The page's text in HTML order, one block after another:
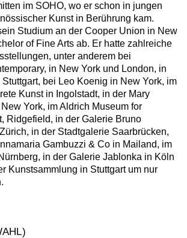
im SOHO, wo er schon in jungen
Kunst in Berührung kam.
Studium an der Cooper Union in New
of Fine Arts ab. Er hatte zahlreiche
unter anderem bei
in New York und London, in
bei Leo Koenig in New York, im
Kunst in Ingolstadt, in der Mary
York, im Aldrich Museum for
Ridgefield, in der Galerie Bruno
in der Stadtgalerie Saarbrücken,
Gambuzzi & Co in Mailand, im
in der Galerie Jablonka in Köln
Kunstsammlung in Stuttgart um nur